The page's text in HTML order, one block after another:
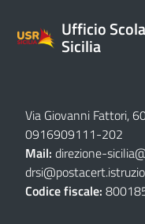
Ufficio
Sicilia
Via Giovanni Fattori,
0916909111-202
Mail: direzione-
Codice fiscale: